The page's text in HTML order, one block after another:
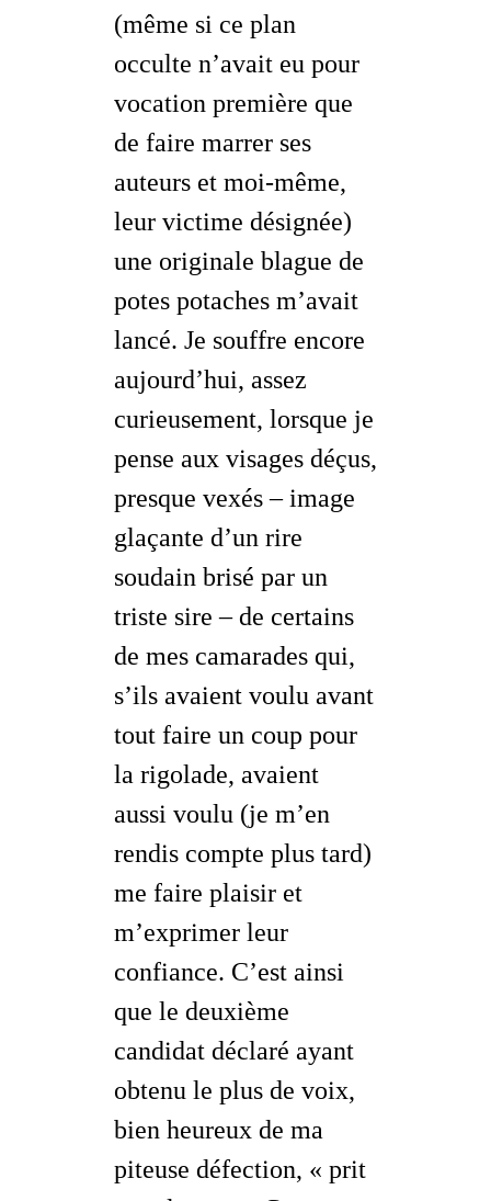
(même si ce plan
occulte n’avait eu pour
vocation première que
de faire marrer ses
auteurs et moi-même,
leur victime désignée)
une originale blague de
potes potaches m’avait
lancé. Je souffre encore
aujourd’hui, assez
curieusement, lorsque je
pense aux visages déçus,
presque vexés – image
glaçante d’un rire
soudain brisé par un
triste sire – de certains
de mes camarades qui,
s’ils avaient voulu avant
tout faire un coup pour
la rigolade, avaient
aussi voulu (je m’en
rendis compte plus tard)
me faire plaisir et
m’exprimer leur
confiance. C’est ainsi
que le deuxième
candidat déclaré ayant
obtenu le plus de voix,
bien heureux de ma
piteuse défection, « prit